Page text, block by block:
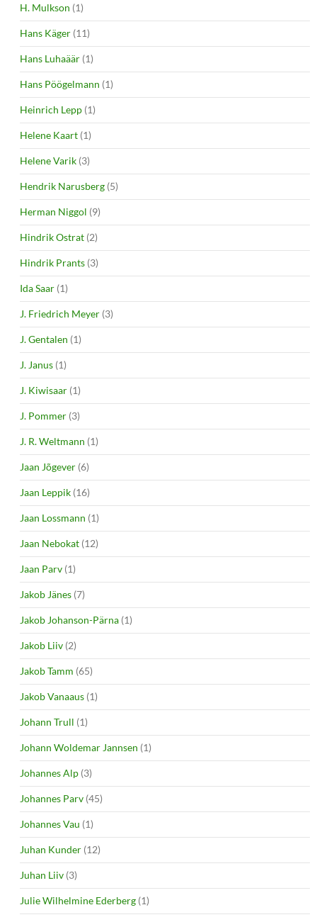
H. Mulkson (1)
Hans Käger (11)
Hans Luhaäär (1)
Hans Pöögelmann (1)
Heinrich Lepp (1)
Helene Kaart (1)
Helene Varik (3)
Hendrik Narusberg (5)
Herman Niggol (9)
Hindrik Ostrat (2)
Hindrik Prants (3)
Ida Saar (1)
J. Friedrich Meyer (3)
J. Gentalen (1)
J. Janus (1)
J. Kiwisaar (1)
J. Pommer (3)
J. R. Weltmann (1)
Jaan Jõgever (6)
Jaan Leppik (16)
Jaan Lossmann (1)
Jaan Nebokat (12)
Jaan Parv (1)
Jakob Jänes (7)
Jakob Johanson-Pärna (1)
Jakob Liiv (2)
Jakob Tamm (65)
Jakob Vanaaus (1)
Johann Trull (1)
Johann Woldemar Jannsen (1)
Johannes Alp (3)
Johannes Parv (45)
Johannes Vau (1)
Juhan Kunder (12)
Juhan Liiv (3)
Julie Wilhelmine Ederberg (1)